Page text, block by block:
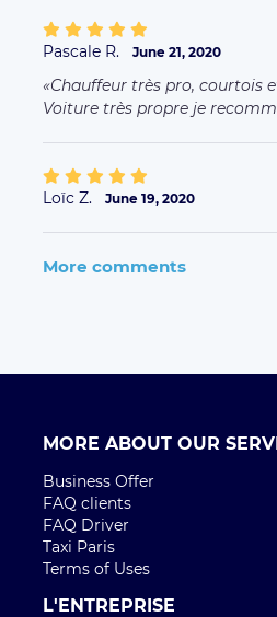
Pascale R. June 21, 2020
Chauffeur très pro, courtois
Voiture très propre je
Loïc Z. June 19, 2020
More comments
MORE ABOUT OUR
Business Offer
FAQ clients
FAQ Driver
Taxi Paris
Terms of Uses
L'ENTREPRISE